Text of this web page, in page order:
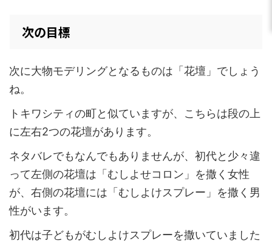
次の目標
次に大物モデリングとなるものは「花壇」でしょう
ね。
トキワシティの町と似ていますが、こちらは段の上
に左右2つの花壇があります。
ネタバレでもなんでもありませんが、初代と少々違
って左側の花壇は「むしよせコロン」を撒く女性
が、右側の花壇には「むしよけスプレー」を撒く男
性がいます。
初代は子どもがむしよけスプレーを撒いていました